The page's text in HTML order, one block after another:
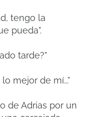
tengo la
pueda".
tarde?"
mejor de mí..."
de Adrias por un